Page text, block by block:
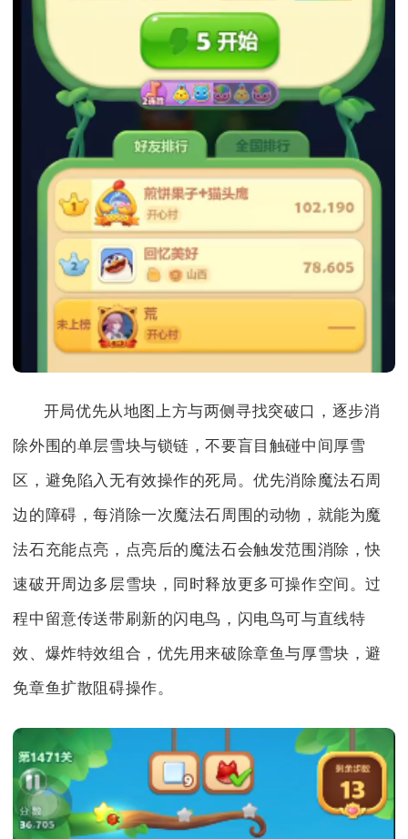
开局优先从地图上方与两侧寻找突破口，逐步消
除外围的单层雪块与锁链，不要盲目触碰中间厚雪
区，避免陷入无有效操作的死局。优先消除魔法石周
边的障碍，每消除一次魔法石周围的动物，就能为魔
法石充能点亮，点亮后的魔法石会触发范围消除，快
速破开周边多层雪块，同时释放更多可操作空间。过
程中留意传送带刷新的闪电鸟，闪电鸟可与直线特
效、爆炸特效组合，优先用来破除章鱼与厚雪块，避
免章鱼扩散阻碍操作。